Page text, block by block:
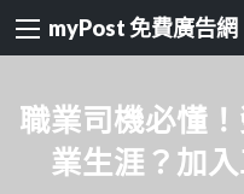
myPost 免費廣告網
職業司機必懂
業生涯？加